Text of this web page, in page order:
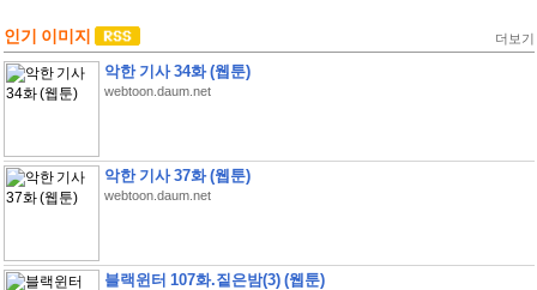
인기 이미지 더보기
악한 기사 34화 (웹툰)
webtoon.daum.net
악한 기사 37화 (웹툰)
webtoon.daum.net
블랙윈터 107화.짙은밤(3) (웹툰)